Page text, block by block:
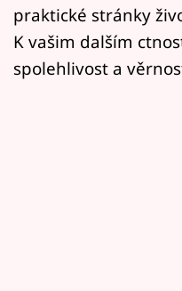
Sledujte nás
praktické stránky
K vašim dalším
spolehlivost a